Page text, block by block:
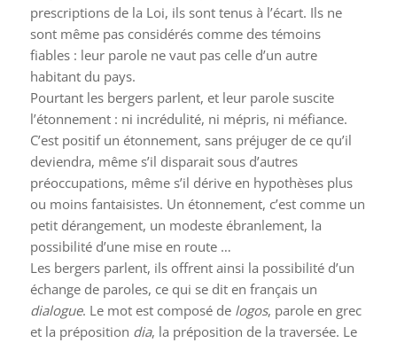
prescriptions de la Loi, ils sont tenus à l’écart. Ils ne
sont même pas considérés comme des témoins
fiables : leur parole ne vaut pas celle d’un autre
habitant du pays.
Pourtant les bergers parlent, et leur parole suscite
l’étonnement : ni incrédulité, ni mépris, ni méfiance.
C’est positif un étonnement, sans préjuger de ce qu’il
deviendra, même s’il disparait sous d’autres
préoccupations, même s’il dérive en hypothèses plus
ou moins fantaisistes. Un étonnement, c’est comme un
petit dérangement, un modeste ébranlement, la
possibilité d’une mise en route …
Les bergers parlent, ils offrent ainsi la possibilité d’un
échange de paroles, ce qui se dit en français un
dialogue. Le mot est composé de logos, parole en grec
et la préposition dia, la préposition de la traversée. Le